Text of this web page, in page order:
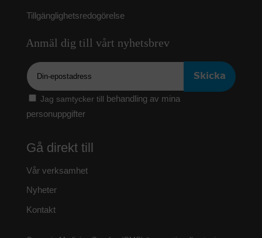
Tillgänglighetsredogörelse
Anmäl dig till vårt nyhetsbrev
Epost
Jag samtycker till behandling av mina
personuppgifter
Gå direkt till
Vår verksamhet
Nyheter
Kontakt